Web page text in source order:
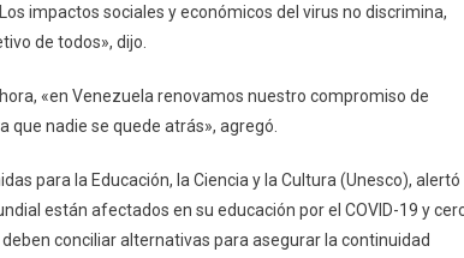
impactos sociales y económicos del virus no discrimina,
de todos», dijo.
«en Venezuela renovamos nuestro compromiso de
nadie se quede atrás», agregó.
para la Educación, la Ciencia y la Cultura (Unesco), alertó
están afectados en su educación por el COVID-19 y
conciliar alternativas para asegurar la continuidad